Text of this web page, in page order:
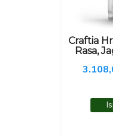
Craftia
Rasa,